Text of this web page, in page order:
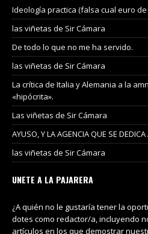
Ideología practica (falsa cual euro
las viñetas de Sir Cámara
De todo lo que no me ha servido.
las viñetas de Sir Cámara
La crítica de Italia y Alemania a la
«hipócrita».
Las viñetas de Sir Cámara
AYUSO, Y LA AGENCIA QUE SE
las viñetas de Sir Cámara
UNETE A LA PAJARERA
¿A quién no le gustaría tener la
dotes como redactor/a, incluyendo
artículos en los que demostrar